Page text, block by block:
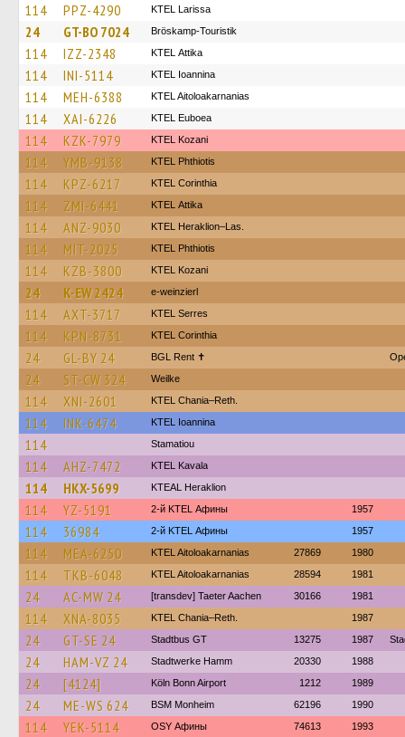
114 PPZ-4290 KTEL Larissa
24 GT-BO 7024 Bröskamp-Touristik
114 IZZ-2348 KΤΕL Αttika
114 INI-5114 KTEL Ioannina
114 MEH-6388 KTEL Aitoloakarnanias
114 XAI-6226 ΚΤΕL Euboea
114 KZK-7979 ΚΤΕL Kozani
114 YMB-9138 ΚΤΕL Phthiotis
114 KPZ-6217 KTEL Corinthia
114 ZMI-6441 KΤΕL Αttika
114 ANZ-9030 KTEL Heraklion–Las.
114 MIT-2025 ΚΤΕL Phthiotis
114 KZB-3800 ΚΤΕL Kozani
24 K-EW 2424 e-weinzierl
114 AXT-3717 KTEL Serres
114 KPN-8731 KTEL Corinthia
24 GL-BY 24 BGL Rent ✝︎
24 ST-CW 324 Weilke
114 XNI-2601 KTEL Chania–Reth.
114 INK-6474 KTEL Ioannina
114 Stamatiou
114 AHZ-7472 KTEL Kavala
114 HKX-5699 KTEAL Heraklion
114 YZ-5191 2-й KTEL Афины 1957
114 36984 2-й KTEL Афины 1957
114 MEA-6250 KTEL Aitoloakarnanias 27869 1980
114 TKB-6048 KTEL Aitoloakarnanias 28594 1981
24 AC-MW 24 [transdev] Taeter Aachen 30166 1981
114 XNA-8035 KTEL Chania–Reth. 1987
24 GT-SE 24 Stadtbus GT 13275 1987
24 HAM-VZ 24 Stadtwerke Hamm 20330 1988
24 [4124] Köln Bonn Airport 1212 1989
24 ME-WS 624 BSM Monheim 62196 1990
114 YEK-5114 OSY Афины 74613 1993